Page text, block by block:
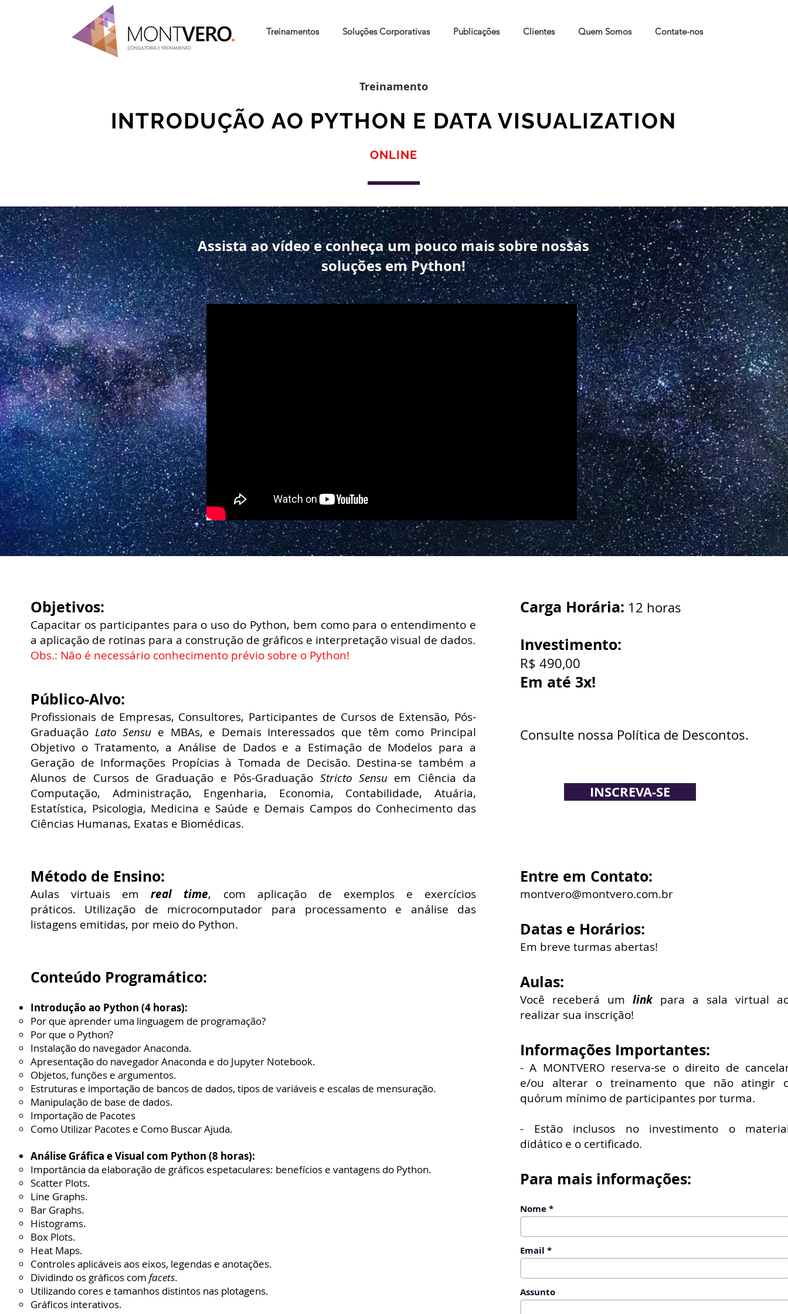
Treinamentos Soluções Corporativas Publicações Clientes Quem Somos Contate-nos
Treinamento
INTRODUÇÃO AO PYTHON E DATA VISUALIZATION
ONLINE
Assista ao vídeo e conheça um pouco mais sobre nossas
soluções em Python!
Objetivos:
Capacitar os participantes para o uso do Python, bem como para o entendimento e
a aplicação de rotinas para a construção de gráficos e interpretação visual de dados.
Obs.: Não é necessário conhecimento prévio sobre o Python!
Público-Alvo:
Profissionais de Empresas, Consultores, Participantes de Cursos de Extensão, Pós-
Graduação Lato Sensu e MBAs, e Demais Interessados que têm como Principal
Objetivo o Tratamento, a Análise de Dados e a Estimação de Modelos para a
Geração de Informações Propícias à Tomada de Decisão. Destina-se também a
Alunos de Cursos de Graduação e Pós-Graduação Stricto Sensuem Ciência da
Computação, Administração, Engenharia, Economia, Contabilidade, Atuária,
Estatística, Psicologia, Medicina e Saúde e Demais Campos do Conhecimento das
Ciências Humanas, Exatas e Biomédicas.
Método de Ensino:
Aulas virtuais emreal time, com aplicação de exemplos e exercícios
práticos. Utilização de microcomputador para processamento e análise das
listagens emitidas, por meio do Python.
Conteúdo Programático:
Introdução ao Python (4 horas):
Por que aprender uma linguagem de programação?
Por que o Python?
Instalação do navegador Anaconda.
Apresentação do navegador Anaconda e do Jupyter Notebook.
Objetos, funções e argumentos.
Estruturas e importação de bancos de dados, tipos de variáveis e escalas de mensuração.
Manipulação de base de dados.
Importação de Pacotes
Como Utilizar Pacotes e Como Buscar Ajuda.
Análise Gráfica e Visual com Python (8 horas):
Importância da elaboração de gráficos espetaculares: benefícios e vantagens do Python.
Scatter Plots.
Line Graphs.
Bar Graphs.
Histograms.
Box Plots.
Heat Maps.
Controles aplicáveis aos eixos, legendas e anotações.
Dividindo os gráficos com facets.
Utilizando cores e tamanhos distintos nas plotagens.
Gráficos interativos.
Carga Horária: 12 horas
Investimento:
R$ 490,00
Em até 3x!
Consulte nossa Política de Descontos.
INSCREVA-SE
Entre em Contato:
montvero@montvero.com.br
Datas e Horários:
Em breve turmas abertas!
Aulas:
Você receberá um linkpara a sala virtual
realizar sua inscrição!
Informações Importantes:
- A MONTVERO reserva-se o direito de
e/ou alterar o treinamento que não atingir
quórum mínimo de participantes por turma.
- Estão inclusos no investimento o
didático e o certificado.
Para mais informações:
Nome
Email
Assunto